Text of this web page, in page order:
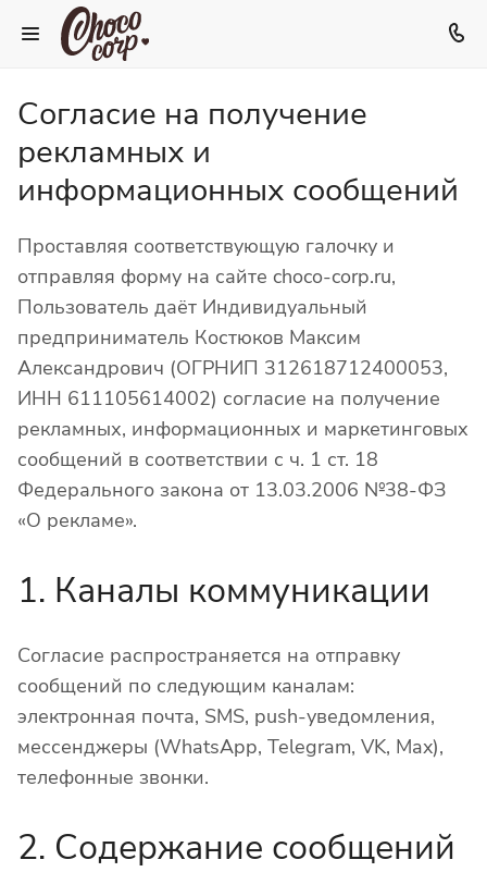
Согласие на получение
рекламных и
информационных сообщений
Проставляя соответствующую галочку и
отправляя форму на сайте choco-corp.ru,
Пользователь даёт Индивидуальный
предприниматель Костюков Максим
Александрович (ОГРНИП 312618712400053,
ИНН 611105614002) согласие на получение
рекламных, информационных и маркетинговых
сообщений в соответствии с ч. 1 ст. 18
Федерального закона от 13.03.2006 №38-ФЗ
«О рекламе».
1. Каналы коммуникации
Согласие распространяется на отправку
сообщений по следующим каналам:
электронная почта, SMS, push-уведомления,
мессенджеры (WhatsApp, Telegram, VK, Max),
телефонные звонки.
2. Содержание сообщений